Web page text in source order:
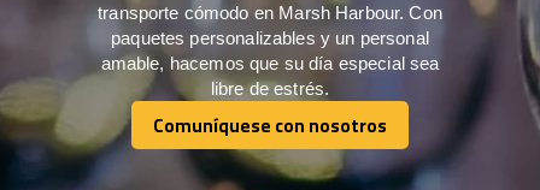
transporte cómodo en Marsh Harbour. Con
paquetes personalizables y un personal
amable, hacemos que su día especial sea
libre de estrés.
Comuníquese con nosotros
Comuníquese con nosotros